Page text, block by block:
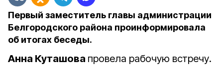
Первый заместитель главы администрации
Белгородского района проинформировала
об итогах беседы.
Анна Куташова провела рабочую встречу.